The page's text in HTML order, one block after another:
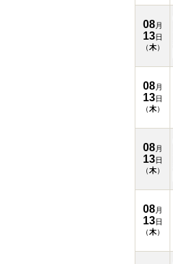
08月
13日
（木）
08月
13日
（木）
08月
13日
（木）
08月
13日
（木）